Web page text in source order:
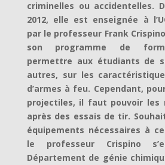
criminelles ou accidentelles.
2012, elle est enseignée à
par le professeur Frank
son programme de
permettre aux étudiants de
autres, sur les
d’armes à feu. Cependant,
projectiles, il faut pouvoir les
après des essais de tir.
équipements nécessaires à
le professeur Crispino
Département de génie